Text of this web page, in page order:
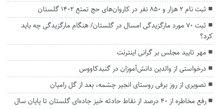
ثبت نام ۲ هزار و ۸۵۰ نفر در کاروان‌های حج تمتع ۱۴۰۲ گلستان
ثبت ۷۰ مورد مارگزیدگی امسال در گلستان/ هنگام مارگزیدگی چه باید
کرد؟
مهر تایید مجلس بر گرانی اینترنت
درخواستی از والدین دانش‌آموزان در گنبدکاووس
تصویری از روز برفی روستای انجیر چشمه، بعد از گل رامیان
رفع مخاطره از ۴۰ درصد از نقاط حادثه خیز جاده‌ای گلستان تا پایان سال